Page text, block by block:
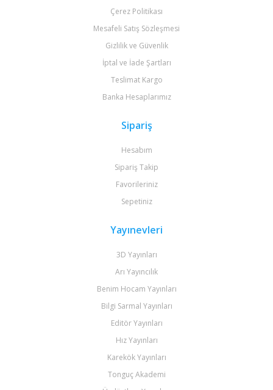
Çerez Politikası
Mesafeli Satış Sözleşmesi
Gizlilik ve Güvenlik
İptal ve İade Şartları
Teslimat Kargo
Banka Hesaplarımız
Sipariş
Hesabım
Sipariş Takip
Favorileriniz
Sepetiniz
Yayınevleri
3D Yayınları
Arı Yayıncılık
Benim Hocam Yayınları
Bilgi Sarmal Yayınları
Editör Yayınları
Hız Yayınları
Karekök Yayınları
Tonguç Akademi